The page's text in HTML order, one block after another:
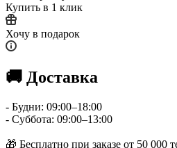
Купить в 1 клик
Хочу в подарок
🚚 Доставка
- Будни: 09:00–18:00
- Суббота: 09:00–13:00
🎁 Бесплатно при заказе от 50 000